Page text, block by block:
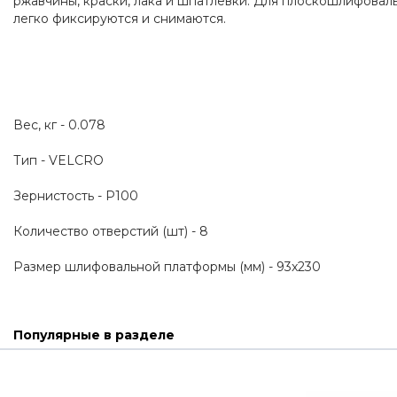
легко фиксируются и снимаются.
Вес, кг - 0.078
Тип - VELCRO
Зернистость - Р100
Количество отверстий (шт) - 8
Размер шлифовальной платформы (мм) - 93x230
Популярные в разделе